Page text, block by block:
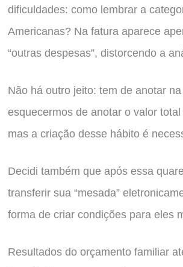
dificuldades: como lembrar a
Americanas? Na fatura aparece
“outras despesas”, distorcendo a
Não há outro jeito: tem de anotar
esquecermos de anotar o valor
mas a criação desse hábito é
Decidi também que após essa
transferir sua “mesada”
forma de criar condições para eles
Resultados do orçamento familiar